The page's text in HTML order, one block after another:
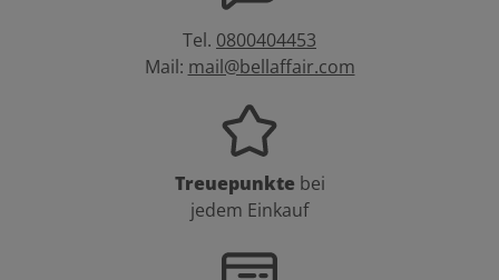
Tel. 0800404453
Mail: mail@bellaffair.com
Treuepunkte bei
jedem Einkauf